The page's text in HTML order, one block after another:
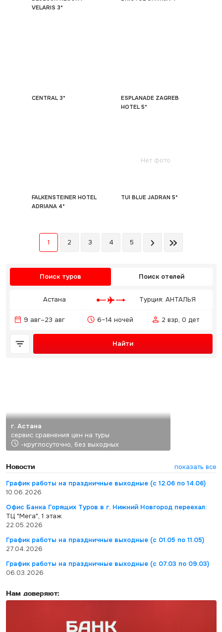
VELARIS 3*
CENTRAL 3*
ESPLANADE ZAGREB
HOTEL 5*
FALKENSTEINER HOTEL
ADRIANA 4*
Нет фото
TUI BLUE JADRAN 5*
1 2 3 4 5
Поиск туров Поиск отелей
Астана Турция: АНТАЛЬЯ
9 авг–23 авг 6–14 ночей 2 взр, 0 дет
Найти
г. Астана
сервис сравнения цен на туры
-круглосуточно, без выходных
Новости
показать все
График работы на праздничные выходные (с 12.06 по 14.06)
10.06.2026
Офис Банка Горящих Туров в г. Нижний Новгород переехал:
ТЦ "Мега", 1 этаж
22.05.2026
График работы на праздничные выходные (с 01.05 по 11.05)
27.04.2026
График работы на праздничные выходные (с 07.03 по 09.03)
06.03.2026
Нам доверяют: